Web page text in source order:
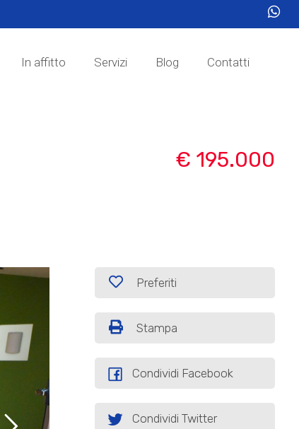
In affitto Servizi Blog Contatti
€ 195.000
Preferiti
Stampa
Condividi Facebook
Condividi Twitter